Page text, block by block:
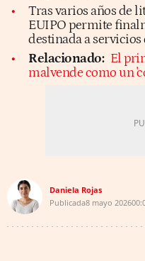
Tras varios años de
EUIPO permite
destinada a
Relacionado: El
malvende como un
Daniela Rojas
Publicada8 mayo 2026